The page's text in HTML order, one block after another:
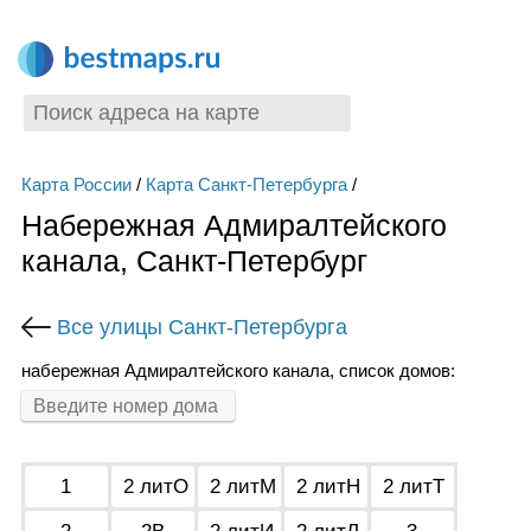
Карта России/ Карта Санкт-Петербурга/
Набережная Адмиралтейского
канала, Санкт-Петербург
Все улицы Санкт-Петербурга
набережная Адмиралтейского канала, список домов:
1 2 литО 2 литМ 2 литН
2 литТ